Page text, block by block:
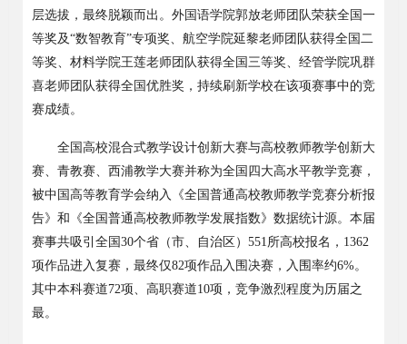
层选拔，最终脱颖而出。外国语学院郭放老师团队荣获全国一
等奖及“数智教育”专项奖、航空学院延黎老师团队获得全国二
等奖、材料学院王莲老师团队获得全国三等奖、经管学院巩群
喜老师团队获得全国优胜奖，持续刷新学校在该项赛事中的竞
赛成绩。
全国高校混合式教学设计创新大赛与高校教师教学创新大
赛、青教赛、西浦教学大赛并称为全国四大高水平教学竞赛，
被中国高等教育学会纳入《全国普通高校教师教学竞赛分析报
告》和《全国普通高校教师教学发展指数》数据统计源。本届
赛事共吸引全国 30个省（市、自治区） 551所高校报名， 1362
项作品进入复赛，最终仅82项作品入围决赛，入围率约6%。
其中本科赛道72项、高职赛道10项，竞争激烈程度为历届之
最。